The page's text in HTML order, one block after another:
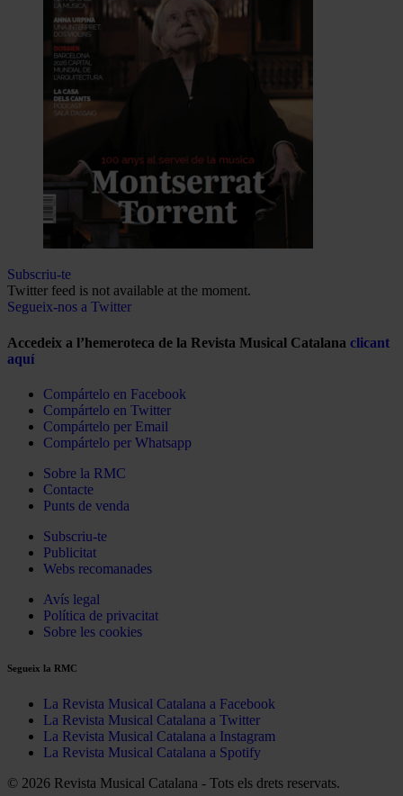
Subscriu-te
Twitter feed is not available at the moment.
Segueix-nos a Twitter
Accedeix a l’hemeroteca de la Revista Musical Catalana clicant
aquí
Compártelo en Facebook
Compártelo en Twitter
Compártelo per Email
Compártelo per Whatsapp
Sobre la RMC
Contacte
Punts de venda
Subscriu-te
Publicitat
Webs recomanades
Avís legal
Política de privacitat
Sobre les cookies
Segueix la RMC
La Revista Musical Catalana a Facebook
La Revista Musical Catalana a Twitter
La Revista Musical Catalana a Instagram
La Revista Musical Catalana a Spotify
© 2026 Revista Musical Catalana - Tots els drets reservats.